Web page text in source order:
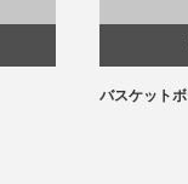
バスケット